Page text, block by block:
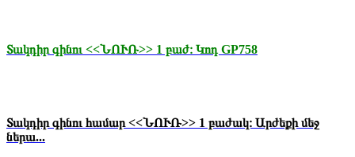
Տակդիր գինու <<ՆՈՒՌ>> 1 բաժ։ Կոդ GP758
Տակդիր գինու համար <<ՆՈՒՌ>> 1 բաժակ։ Արժեքի մեջ
ներա...